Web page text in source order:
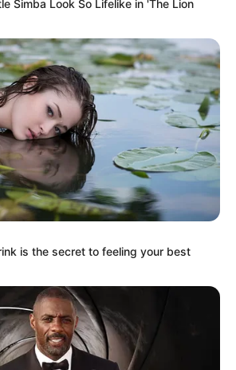
POR LLUVIAS
VIA AL LLANO
METRO DE MEDELLÍN
CORTES DE AGUA
NIÑO
Simba Look So Lifelike in 'The Lion
is the secret to feeling your best